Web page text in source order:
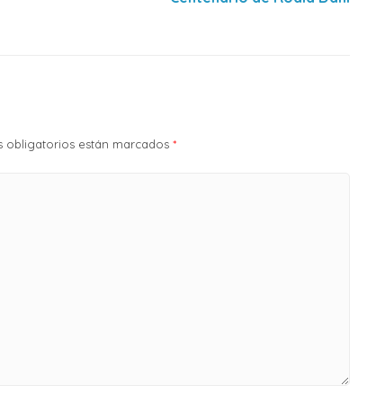
obligatorios están marcados *